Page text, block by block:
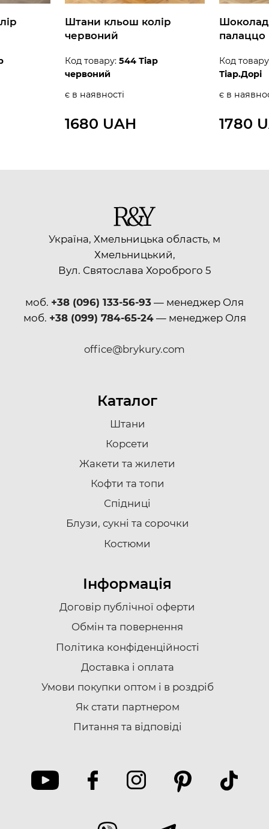
Штани кльош колір
червоний
Код товару: 544 Тіар
червоний
є в наявності
1680 UAH
палаццо
Код
Тіар.Дорі
є в
1780
Україна, Хмельницька область, м
Хмельницький,
Вул. Святослава Хороброго 5
моб. +38 (096) 133-56-93 — менеджер Оля
моб. +38 (099) 784-65-24— менеджер Оля
office@brykury.com
Каталог
Штани
Корсети
Жакети та жилети
Кофти та топи
Спідниці
Блузи, сукні та сорочки
Костюми
Інформація
Договір публічної оферти
Обмін та повернення
Політика конфіденційності
Доставка i оплата
Умови покупки оптом і в роздріб
Як стати партнером
Питання та відповіді